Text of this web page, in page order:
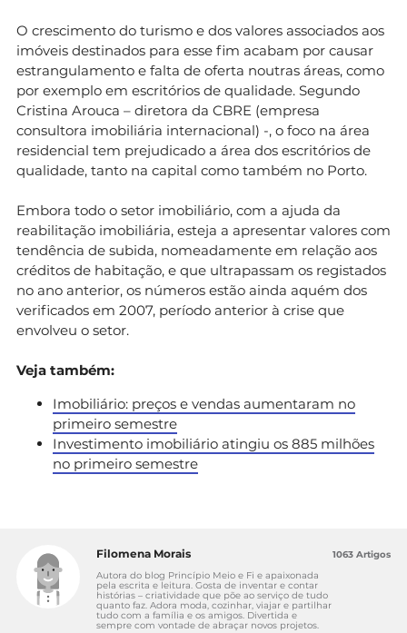
O crescimento do turismo e dos valores associados aos
imóveis destinados para esse fim acabam por causar
estrangulamento e falta de oferta noutras áreas, como
por exemplo em escritórios de qualidade. Segundo
Cristina Arouca – diretora da CBRE (empresa
consultora imobiliária internacional) -, o foco na área
residencial tem prejudicado a área dos escritórios de
qualidade, tanto na capital como também no Porto.
Embora todo o setor imobiliário, com a ajuda da
reabilitação imobiliária, esteja a apresentar valores com
tendência de subida, nomeadamente em relação aos
créditos de habitação, e que ultrapassam os registados
no ano anterior, os números estão ainda aquém dos
verificados em 2007, período anterior à crise que
envolveu o setor.
Veja também:
Imobiliário: preços e vendas aumentaram no
primeiro semestre
Investimento imobiliário atingiu os 885 milhões
no primeiro semestre
Filomena Morais
Autora do blog Princípio Meio e Fi e apaixonada
pela escrita e leitura. Gosta de inventar e contar
histórias – criatividade que põe ao serviço de tudo
quanto faz. Adora moda, cozinhar, viajar e partilhar
tudo com a família e os amigos. Divertida e
sempre com vontade de abraçar novos projetos.
1063 Artigos